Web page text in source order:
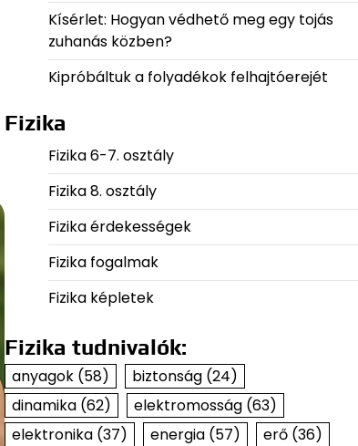
Kísérlet: Hogyan védhető meg egy tojás
zuhanás közben?
Kipróbáltuk a folyadékok felhajtóerejét
Fizika
Fizika 6-7. osztály
Fizika 8. osztály
Fizika érdekességek
Fizika fogalmak
Fizika képletek
Fizika tudnivalók:
anyagok(58) biztonság(24)
dinamika(62) elektromosság(63)
elektronika(37) energia(57) erő(36)